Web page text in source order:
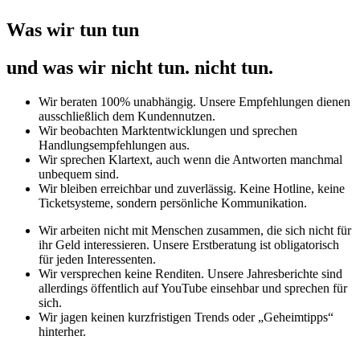
Was wir tun tun
und was wir nicht tun. nicht tun.
Wir beraten 100% unabhängig. Unsere Empfehlungen dienen
ausschließlich dem Kundennutzen.
Wir beobachten Marktentwicklungen und sprechen
Handlungsempfehlungen aus.
Wir sprechen Klartext, auch wenn die Antworten manchmal
unbequem sind.
Wir bleiben erreichbar und zuverlässig. Keine Hotline, keine
Ticketsysteme, sondern persönliche Kommunikation.
Wir arbeiten nicht mit Menschen zusammen, die sich nicht für
ihr Geld interessieren. Unsere Erstberatung ist obligatorisch
für jeden Interessenten.
Wir versprechen keine Renditen. Unsere Jahresberichte sind
allerdings öffentlich auf YouTube einsehbar und sprechen für
sich.
Wir jagen keinen kurzfristigen Trends oder „Geheimtipps“
hinterher.